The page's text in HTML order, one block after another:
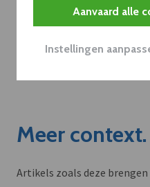
Aanvaard alle
Instellingen
Meer
Artikels zoals deze brengen